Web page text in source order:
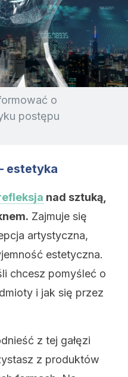
o
postępu
estetyka
nad sztuką,
Zajmuje się
artystyczna,
estetyczna.
chcesz pomyśleć o
i jak się przez
z tej gałęzi
z produktów